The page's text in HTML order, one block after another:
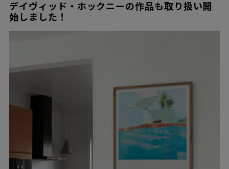
デイヴィッド・ホックニーの作品も取り扱い開
始しました！